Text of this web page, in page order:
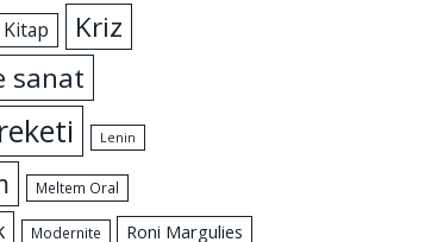
Kitap
Kriz
sanat
Lenin
Meltem Oral
Modernite Roni Margulies